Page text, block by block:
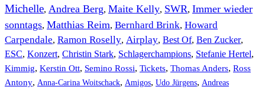
Michelle, Andrea Berg, Maite Kelly, SWR, Immer wieder
sonntags, Matthias Reim, Bernhard Brink, Howard
Carpendale, Ramon Roselly, Airplay, Best Of, Ben Zucker,
ESC, Konzert, Christin Stark, Schlagerchampions, Stefanie Hertel,
Kimmig, Kerstin Ott, Semino Rossi, Tickets, Thomas Anders, Ross
Antony, Anna-Carina Woitschack, Amigos, Udo Jürgens, Andreas